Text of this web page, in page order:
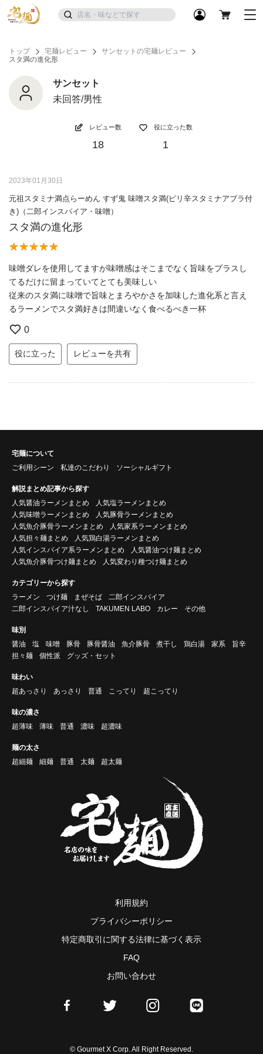
トップ 宅麺レビュー
サンセットの宅麺レビュー
スタ満の進化形
サンセット
未回答/男性
レビュー数
18
役に立った数
1
2023年01月30日
元祖スタミナ満点らーめん すず鬼 味噌スタ満(ピリ辛スタミナアブラ付
き)（二郎インスパイア・味噌）
スタ満の進化形
味噌ダレを使用してますが味噌感はそこまでなく旨味をプラスし
てるだけに留まっていてとても美味しい
従来のスタ満に味噌で旨味とまろやかさを加味した進化系と言え
るラーメンでスタ満好きは間違いなく食べるべき一杯
0
役に立った レビューを共有
宅麺について
ご利用シーン
私達のこだわり ソーシャルギフト
解説まとめ記事から探す
人気醤油ラーメンまとめ
人気塩ラーメンまとめ
人気味噌ラーメンまとめ
人気豚骨ラーメンまとめ
人気魚介豚骨ラーメンまとめ
人気家系ラーメンまとめ
人気担々麺まとめ
人気鶏白湯ラーメンまとめ
人気インスパイア系ラーメンまとめ
人気醤油つけ麺まとめ
人気魚介豚骨つけ麺まとめ
人気変わり種つけ麺まとめ
カテゴリーから探す
ラーメン
つけ麺 まぜそば
二郎インスパイア
二郎インスパイア汁なし
TAKUMEN LABO カレー その他
味別
醤油
塩 味噌 豚骨 豚骨醤油 魚介豚骨 煮干し 鶏白湯 家系
旨辛
担々麺
個性派 グッズ・セット
味わい
超あっさり
あっさり 普通 こってり 超こってり
味の濃さ
超薄味
薄味 普通 濃味 超濃味
麺の太さ
超細麺
細麺 普通 太麺 超太麺
利用規約
プライバシーポリシー
特定商取引に関する法律に基づく表示
FAQ
お問い合わせ
© Gourmet X Corp. All Right Reserved.